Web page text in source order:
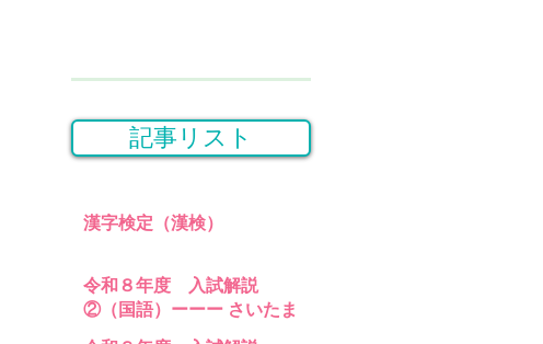
記事リスト
漢字検定（漢検）
令和８年度 入試解説
②（国語）ーーー さいたま